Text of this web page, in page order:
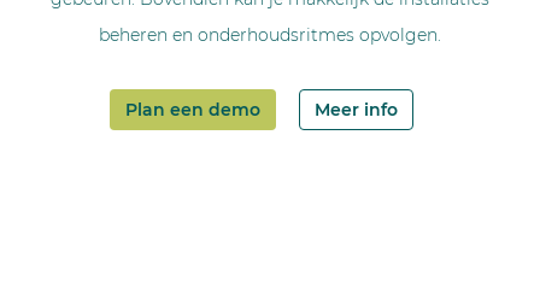
beheren en onderhoudsritmes opvolgen.
Plan een demo Meer info